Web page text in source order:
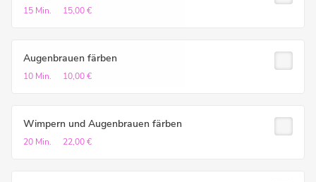
15 Min. 15,00 €
Augenbrauen färben
10 Min. 10,00 €
Wimpern und Augenbrauen färben
20 Min. 22,00 €